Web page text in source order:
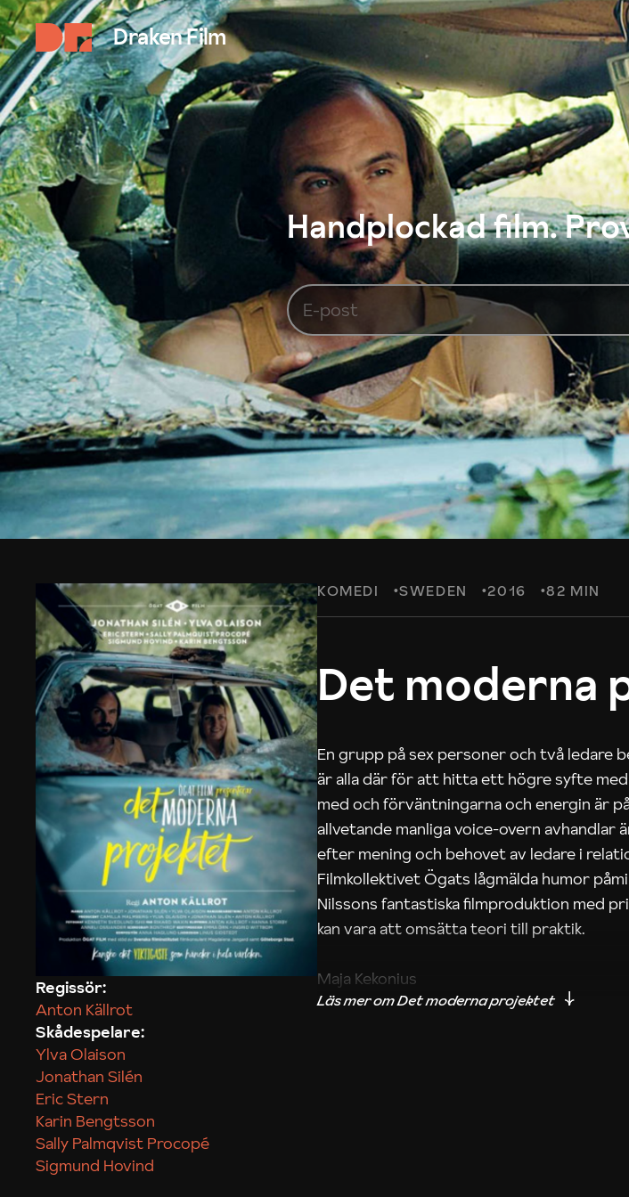
Draken Film
Handplockad film.
KOMEDI SWEDEN 2016 82 MIN
Det moderna
En grupp på sex personer och två ledare
är alla där för att hitta ett högre syfte med
med och förväntningarna och energin är
allvetande manliga voice-overn avhandlar
efter mening och behovet av ledare i
Filmkollektivet Ögats lågmälda humor
Nilssons fantastiska filmproduktion med
kan vara att omsätta teori till praktik.
Maja Kekonius
Regissör:
Anton Källrot
Skådespelare:
Ylva Olaison
Jonathan Silén
Eric Stern
Karin Bengtsson
Sally Palmqvist Procopé
Sigmund Hovind